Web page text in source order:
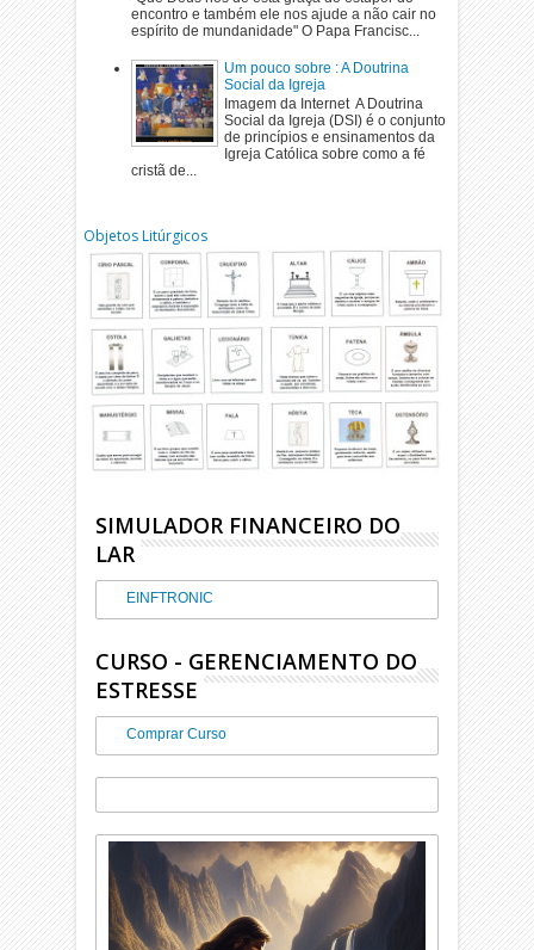
encontro e também ele nos ajude a não cair no
espírito de mundanidade" O Papa Francisc...
Um pouco sobre : A Doutrina
Social da Igreja
Imagem da Internet A Doutrina
Social da Igreja (DSI) é o conjunto
de princípios e ensinamentos da
Igreja Católica sobre como a fé
cristã de...
Objetos Litúrgicos
SIMULADOR FINANCEIRO DO
LAR
EINFTRONIC
CURSO - GERENCIAMENTO DO
ESTRESSE
Comprar Curso